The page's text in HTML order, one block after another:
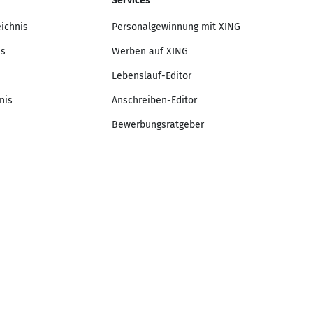
Personalgewinnung mit XING
Werben auf XING
Lebenslauf-Editor
Anschreiben-Editor
Bewerbungsratgeber